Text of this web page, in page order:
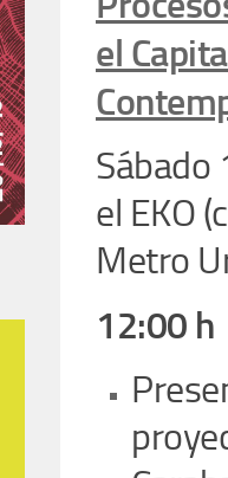
el
Sábado
el EKO
Metro
12:00 h